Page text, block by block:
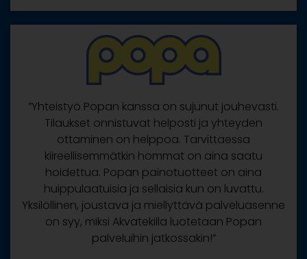
”Yhteistyö Popan kanssa on sujunut jouhevasti.
Tilaukset onnistuvat helposti ja yhteyden
ottaminen on helppoa. Tarvittaessa
kiireellisemmätkin hommat on aina saatu
hoidettua. Popan painotuotteet on aina
huippulaatuisia ja sellaisia kun on luvattu.
Yksilöllinen, joustava ja miellyttävä palveluasenne
on syy, miksi Akvatekilla luotetaan Popan
palveluihin jatkossakin!”